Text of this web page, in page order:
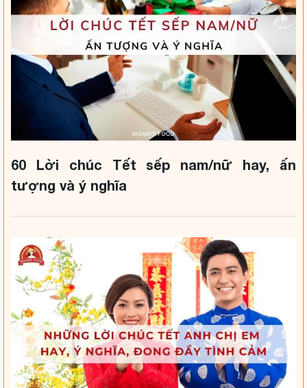
60 Lời chúc Tết sếp nam/nữ hay, ấn
tượng và ý nghĩa